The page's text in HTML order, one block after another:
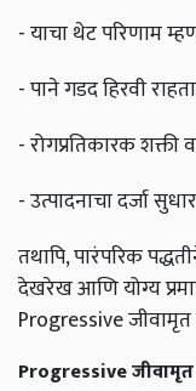
- याचा थेट परिणाम
- पाने गडद हिरवी
- रोगप्रतिकारक शक्ती
- उत्पादनाचा दर्जा
तथापि, पारंपरिक
देखरेख आणि योग्य
Progressive जीवामृत
Progressive